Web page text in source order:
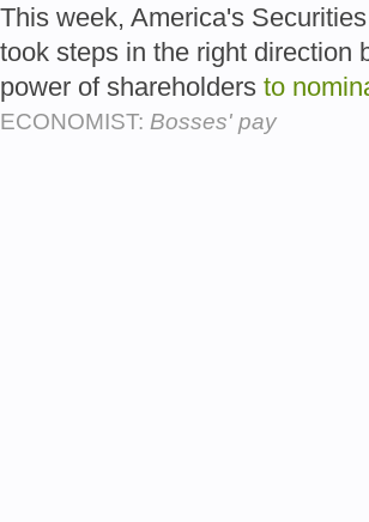
This week, America's
took steps in the right direction
power of shareholders to
ECONOMIST: Bosses' pay